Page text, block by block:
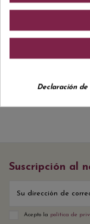
No hay
Suscripción al
Acepto la política de
Declaración